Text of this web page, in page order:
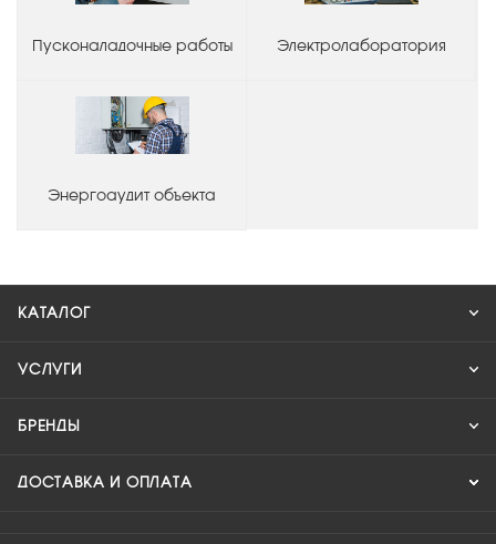
Пусконаладочные работы Электролаборатория
Энергоаудит объекта
КАТАЛОГ
УСЛУГИ
БРЕНДЫ
ДОСТАВКА И ОПЛАТА